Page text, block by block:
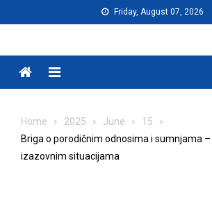
to
Friday, August 07, 2026
Menu
Home 2025 June
15
Briga o porodičnim odnosima i sumnjama
izazovnim situacijama